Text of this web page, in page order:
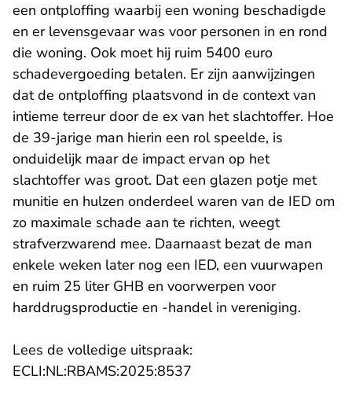
een ontploffing waarbij een woning beschadigde
en er levensgevaar was voor personen in en rond
die woning. Ook moet hij ruim 5400 euro
schadevergoeding betalen. Er zijn aanwijzingen
dat de ontploffing plaatsvond in de context van
intieme terreur door de ex van het slachtoffer. Hoe
de 39-jarige man hierin een rol speelde, is
onduidelijk maar de impact ervan op het
slachtoffer was groot. Dat een glazen potje met
munitie en hulzen onderdeel waren van de IED om
zo maximale schade aan te richten, weegt
strafverzwarend mee. Daarnaast bezat de man
enkele weken later nog een IED, een vuurwapen
en ruim 25 liter GHB en voorwerpen voor
harddrugsproductie en -handel in vereniging.
Lees de volledige uitspraak:
ECLI:NL:RBAMS:2025:8537